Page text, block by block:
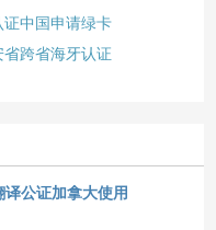
中国申请绿卡
跨省海牙认证
公证加拿大使用